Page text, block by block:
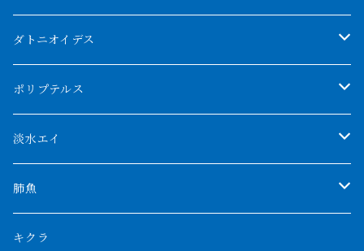
クンパイ
アブソリュートレッド
AGUS スーパーレッドF4
特殊アロワナ
厳選 過背金龍
ダトニオイデス
シャムタイガー
特殊ダトニオ
ダトニオプラスワン
リアルバンド
フォーバータイガー
ポリプテルス
モンスターポリプ
特殊ポリプ
プラチナ個体
ハイブリッドポリプ
淡水エイ
シナガワダイヤ
ダイヤモンドポルカ
肺魚
ネオケラ
キクラ